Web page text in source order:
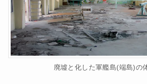
廃墟と化した軍艦島(端島)の